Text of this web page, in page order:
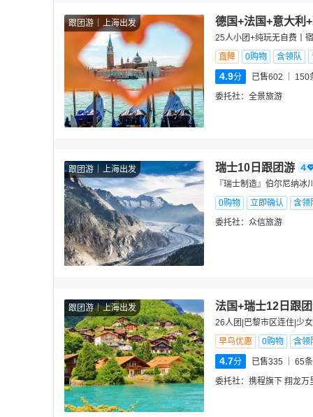
跟团游 上海出发 德国+法国+意大利
25人小团+纯玩无自费丨
直降
0购物 含领队
4.9分 已售602 150
委托社： 全景旅游
跟团游 上海出发 瑞士10日跟团游
『瑞士制造』伯尔尼纳
0购物
立即确认
含领
委托社： 众信旅游
跟团游 上海出发 法国+瑞士12日跟
26人团|巴黎市区连住|少
早鸟优惠
0购物 含领
4.7分 已售335 65
委托社： 携程旗下 翔龙万